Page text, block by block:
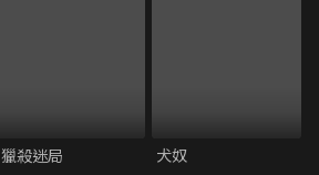
獵殺迷局 犬奴